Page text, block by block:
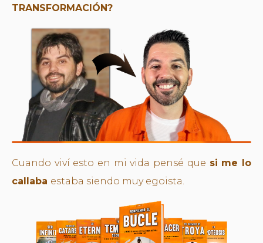
TRANSFORMACIÓN?
Cuando viví esto en mi vida pensé que si me lo
callaba estaba siendo muy egoista.